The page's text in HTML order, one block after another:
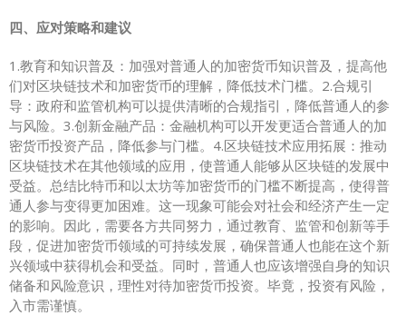
四、应对策略和建议
1.教育和知识普及：加强对普通人的加密货币知识普及，提高他
们对区块链技术和加密货币的理解，降低技术门槛。2.合规引
导：政府和监管机构可以提供清晰的合规指引，降低普通人的参
与风险。3.创新金融产品：金融机构可以开发更适合普通人的加
密货币投资产品，降低参与门槛。4.区块链技术应用拓展：推动
区块链技术在其他领域的应用，使普通人能够从区块链的发展中
受益。总结比特币和以太坊等加密货币的门槛不断提高，使得普
通人参与变得更加困难。这一现象可能会对社会和经济产生一定
的影响。因此，需要各方共同努力，通过教育、监管和创新等手
段，促进加密货币领域的可持续发展，确保普通人也能在这个新
兴领域中获得机会和受益。同时，普通人也应该增强自身的知识
储备和风险意识，理性对待加密货币投资。毕竟，投资有风险，
入市需谨慎。